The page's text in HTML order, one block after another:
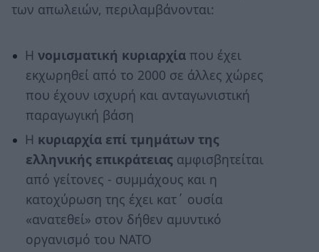
των απωλειών, περιλαμβάνονται:
Η νομισματική κυριαρχίαπου έχει
εκχωρηθεί από το 2000 σε άλλες χώρες
που έχουν ισχυρή και ανταγωνιστική
παραγωγική βάση
Η κυριαρχία επί τμημάτων της
ελληνικής επικράτειαςαμφισβητείται
από γείτονες - συμμάχους και η
κατοχύρωση της έχει κατ΄ ουσία
«ανατεθεί» στον δήθεν αμυντικό
οργανισμό του ΝΑΤΟ